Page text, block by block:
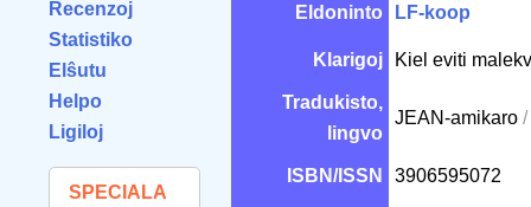
Recenzoj
Statistiko
Elŝutu
Helpo
Ligiloj
SPECIALA
Eldoninto LF-koop
Klarigoj Kiel eviti
Tradukisto,
lingvo
JEAN-amikaro /
ISBN/ISSN 3906595072